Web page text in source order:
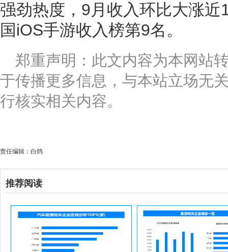
强劲热度，9月收入环比大涨
国iOS手游收入榜第9名。
郑重声明：此文内容为本网站
于传播更多信息，与本站立场无
行核实相关内容。
责任编辑：白鸽
推荐阅读